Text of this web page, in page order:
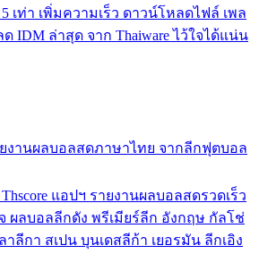
เท่า เพิ่มความเร็ว ดาวน์โหลดไฟล์ เพล
IDM ล่าสุด จาก Thaiware ไว้ใจได้แน่น
ยงานผลบอลสดภาษาไทย จากลีกฟุตบอล
แอปฯ รายงานผลบอลสดรวดเร็ว
ผลบอลลีกดัง พรีเมียร์ลีก อังกฤษ กัลโช่
าลีกา สเปน บุนเดสลีก้า เยอรมัน ลีกเอิง